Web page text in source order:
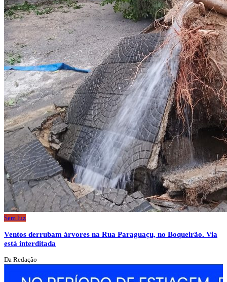
Sem luz
Ventos derrubam árvores na Rua Paraguaçu, no Boqueirão. Via
está interditada
Da Redação